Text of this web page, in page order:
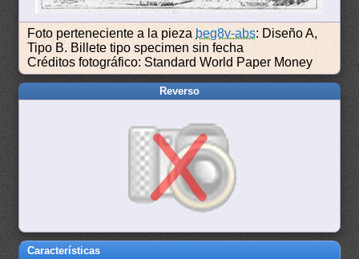
Foto perteneciente a la pieza beg8v-abs: Diseño A,
Tipo B. Billete tipo specimen sin fecha
Créditos fotográfico: Standard World Paper Money
Reverso
Características